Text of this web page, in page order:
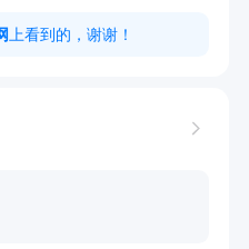
上看到的，谢谢！